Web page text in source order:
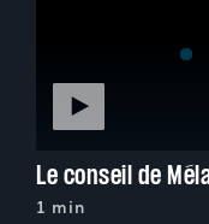
Le conseil de
1 min